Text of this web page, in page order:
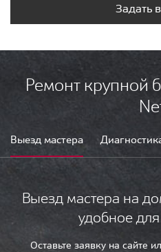
Задать
Ремонт крупной
Выезд мастера
Выезд мастера на
удобное
Оставьте заявку на сайте